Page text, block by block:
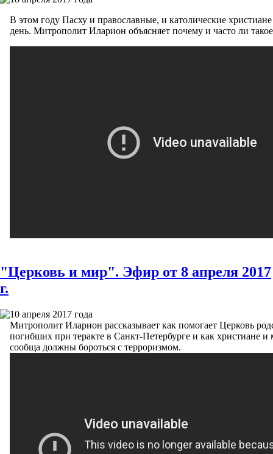
В этом году Пасху и православные, и католические
день. Митрополит Иларион объясняет почему и часто ли
"Церковь и мир". Эфир от 8 апреля 2017
г.
10 апреля 2017 года
Митрополит Иларион рассказывает как помогает Церковь
погибших при теракте в Санкт-Петербурге и как христиане и
сообща должны бороться с терроризмом.